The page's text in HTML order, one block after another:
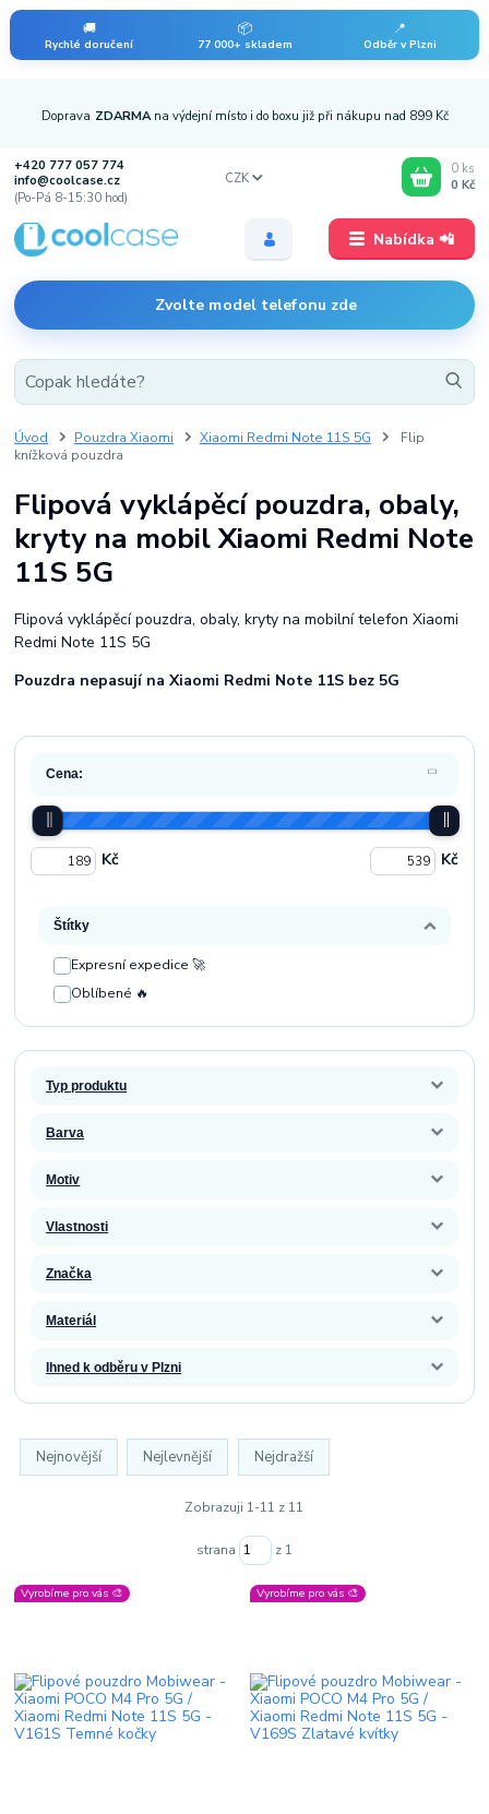
🚚
Rychlé doručení
📦
77 000+ skladem
📍
Odběr v Plzni
Nabídka 📲
Doprava ZDARMA na výdejní místo i do boxu již při nákupu nad 899 Kč
+420 777 057 774
info@coolcase.cz
(Po-Pá 8-15:30 hod)
Zvolte model telefonu zde
CZK
0 ks
0 Kč
Úvod Pouzdra Xiaomi Xiaomi Redmi Note 11S 5G
Flip
knížková pouzdra
Flipová vyklápěcí pouzdra, obaly,
kryty na mobil Xiaomi Redmi Note
11S 5G
Flipová vyklápěcí pouzdra, obaly, kryty na mobilní telefon Xiaomi
Redmi Note 11S 5G
Pouzdra nepasují na Xiaomi Redmi Note 11S bez 5G
Cena:
Kč Kč
Štítky
Expresní expedice 🚀
Oblíbené 🔥
Typ produktu
Barva
Motiv
Vlastnosti
Značka
Materiál
Ihned k odběru v Plzni
Nejnovější Nejlevnější Nejdražší
Zobrazuji 1-11 z 11
strana z 1
Vyrobíme pro vás 🎨 Vyrobíme pro vás 🎨